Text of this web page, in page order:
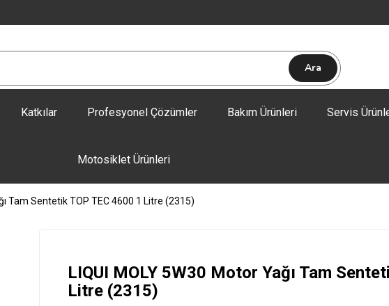
Katkılar Profesyonel Çözümler Bakım Ürünleri Servis
Motosiklet Ürünleri
Tam Sentetik TOP TEC 4600 1 Litre (2315)
LIQUI MOLY 5W30 Motor Yağı Tam
Litre (2315)